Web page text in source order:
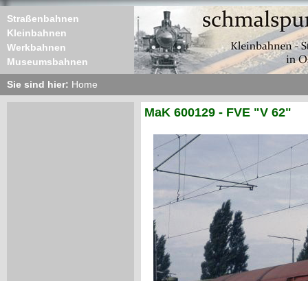
Straßenbahnen
Kleinbahnen
Werkbahnen
Museumsbahnen
Sie sind hier: Home
MaK 600129 - FVE "V 62"